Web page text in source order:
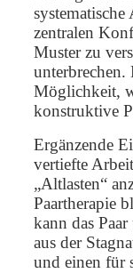
zentralen
Muster zu
unterbrechen.
Möglichkeit,
konstruktive
Ergänzende
vertiefte
„Altlasten“
Paartherapie
kann das
aus der
und einen für